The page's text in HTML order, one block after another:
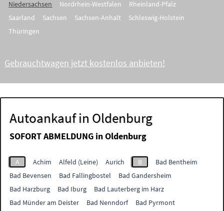
Niedersachsen
Nordrhein-Westfalen
Rheinland-Pfalz
Saarland
Sachsen Sachsen-Anhalt
Schleswig-Holstein
Thüringen
Gebrauchtwagen jetzt kostenlos anbieten!
Autoankauf in Oldenburg
SOFORT ABMELDUNG inOldenburg
A Achim Alfeld (Leine) Aurich B
Bad Bentheim
Bad Bevensen
Bad Fallingbostel
Bad Gandersheim
Bad Harzburg
Bad Iburg
Bad Lauterberg im Harz
Bad Münder am Deister
Bad Nenndorf
Bad Pyrmont